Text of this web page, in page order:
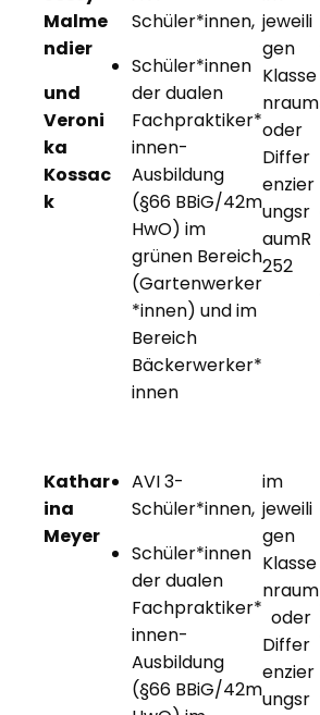
Malme
ndier
und
Veroni
ka
Kossac
k
Schüler*innen,
Schüler*innen
der dualen
Fachpraktiker*
innen-
Ausbildung
(§66 BBiG/42m
HwO) im
grünen Bereich
(Gartenwerker
*innen) und im
Bereich
Bäckerwerker*
innen
jeweili
gen
Klasse
nraum
oder
Differ
enzier
ungsr
aumR
252
Kathar
ina
Meyer
AVI 3-
Schüler*innen,
Schüler*innen
der dualen
Fachpraktiker*
innen-
Ausbildung
(§66 BBiG/42m
im
jeweili
gen
Klasse
nraum
oder
Differ
enzier
ungsr